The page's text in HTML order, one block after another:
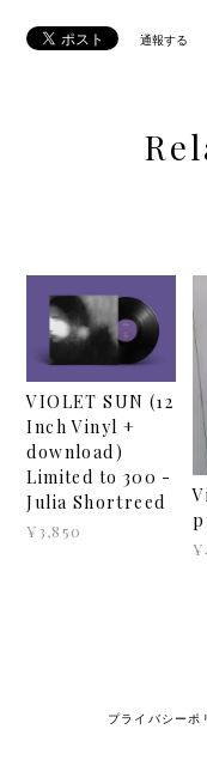
通報する
VIOLET SUN (12
Inch Vinyl +
download)
Limited to 300 -
Julia Shortreed
¥3,850
プライバシーポ